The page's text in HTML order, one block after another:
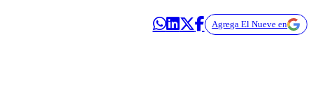
Agrega El Nueve en